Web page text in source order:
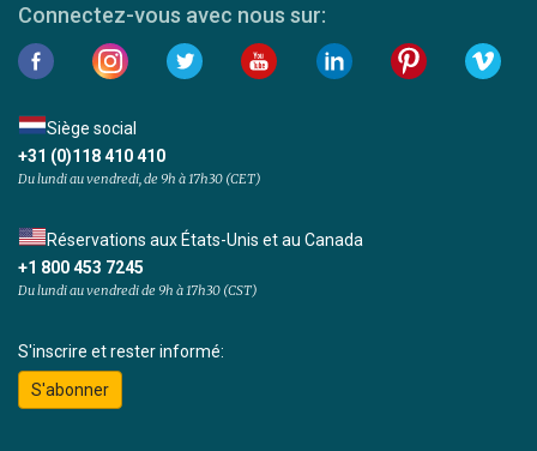
Connectez-vous avec nous sur:
Siège social
+31 (0)118 410 410
Du lundi au vendredi, de 9h à 17h30 (CET)
Réservations aux États-Unis et au Canada
+1 800 453 7245
Du lundi au vendredi de 9h à 17h30 (CST)
S'inscrire et rester informé:
S'abonner